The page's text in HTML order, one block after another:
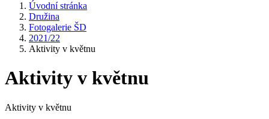
Úvodní stránka
Družina
Fotogalerie ŠD
2021/22
Aktivity v květnu
Aktivity v květnu
Aktivity v květnu